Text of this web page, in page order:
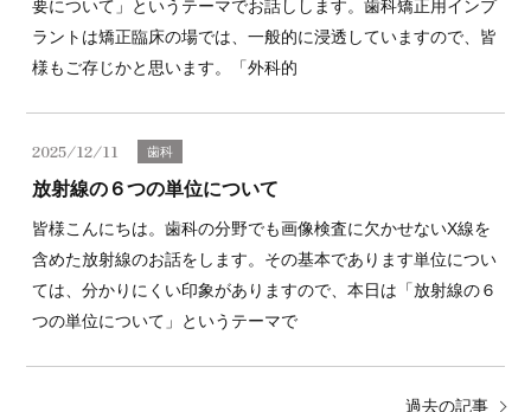
要について」というテーマでお話しします。歯科矯正用インプ
ラントは矯正臨床の場では、一般的に浸透していますので、皆
様もご存じかと思います。「外科的
2025/12/11 歯科
放射線の６つの単位について
皆様こんにちは。歯科の分野でも画像検査に欠かせないX線を
含めた放射線のお話をします。その基本であります単位につい
ては、分かりにくい印象がありますので、本日は「放射線の６
つの単位について」というテーマで
過去の記事